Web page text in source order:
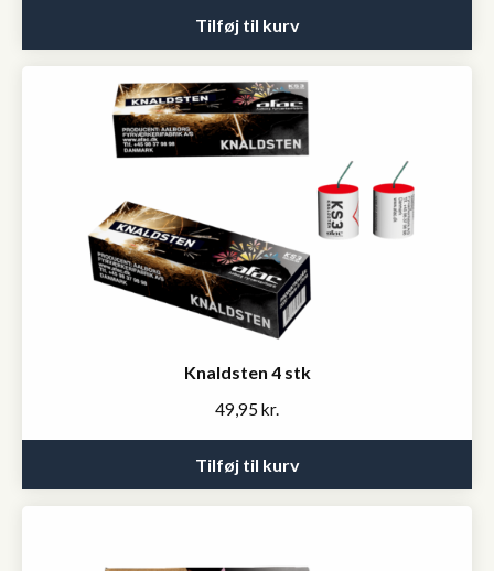
Tilføj til kurv
Knaldsten 4 stk
49,95 kr.
Tilføj til kurv